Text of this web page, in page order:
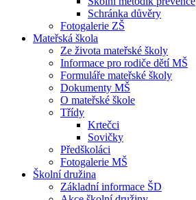
Schránka důvěry
Fotogalerie ZŠ
Mateřská škola
Ze života mateřské školy
Informace pro rodiče dětí MŠ
Formuláře mateřské školy
Dokumenty MŠ
O mateřské škole
Třídy
Krtečci
Sovičky
Předškoláci
Fotogalerie MŠ
Školní družina
Základní informace ŠD